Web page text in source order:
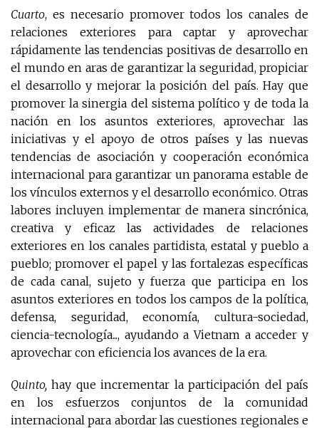
Cuarto, es necesario promover todos los canales de
relaciones exteriores para captar y aprovechar
rápidamente las tendencias positivas de desarrollo en
el mundo en aras de garantizar la seguridad, propiciar
el desarrollo y mejorar la posición del país. Hay que
promover la sinergia del sistema político y de toda la
nación en los asuntos exteriores, aprovechar las
iniciativas y el apoyo de otros países y las nuevas
tendencias de asociación y cooperación económica
internacional para garantizar un panorama estable de
los vínculos externos y el desarrollo económico. Otras
labores incluyen implementar de manera sincrónica,
creativa y eficaz las actividades de relaciones
exteriores en los canales partidista, estatal y pueblo a
pueblo; promover el papel y las fortalezas específicas
de cada canal, sujeto y fuerza que participa en los
asuntos exteriores en todos los campos de la política,
defensa, seguridad, economía, cultura-sociedad,
ciencia-tecnología..., ayudando a Vietnam a acceder y
aprovechar con eficiencia los avances de la era.
Quinto,hay que incrementar la participación del país
en los esfuerzos conjuntos de la comunidad
internacional para abordar las cuestiones regionales e